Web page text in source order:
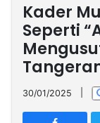
Nasional
International
Olahraga
Entertainment
Daerah
Pariwisata
Kuliner
Kolom
Network
PT
TREETAN
Kader
Seperti
30/01/2025